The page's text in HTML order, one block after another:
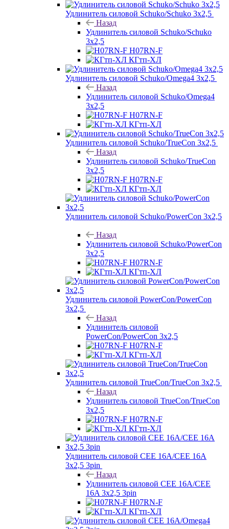
Удлинитель силовой Schuko/Schuko 3х2,5
Назад
Удлинитель силовой Schuko/Schuko
3х2,5
H07RN-F
КГтп-ХЛ
Удлинитель силовой Schuko/Omega4 3х2,5
Назад
Удлинитель силовой Schuko/Omega4
3х2,5
H07RN-F
КГтп-ХЛ
Удлинитель силовой Schuko/TrueCon 3х2,5
Назад
Удлинитель силовой Schuko/TrueCon
3х2,5
H07RN-F
КГтп-ХЛ
Удлинитель силовой Schuko/PowerCon 3х2,5
Назад
Удлинитель силовой Schuko/PowerCon
3х2,5
H07RN-F
КГтп-ХЛ
Удлинитель силовой PowerCon/PowerCon
3х2,5
Назад
Удлинитель силовой
PowerCon/PowerCon 3х2,5
H07RN-F
КГтп-ХЛ
Удлинитель силовой TrueCon/TrueCon 3х2,5
Назад
Удлинитель силовой TrueCon/TrueCon
3х2,5
H07RN-F
КГтп-ХЛ
Удлинитель силовой CEE 16A/CEE 16A
3х2,5 3pin
Назад
Удлинитель силовой CEE 16A/CEE
16A 3х2,5 3pin
H07RN-F
КГтп-ХЛ